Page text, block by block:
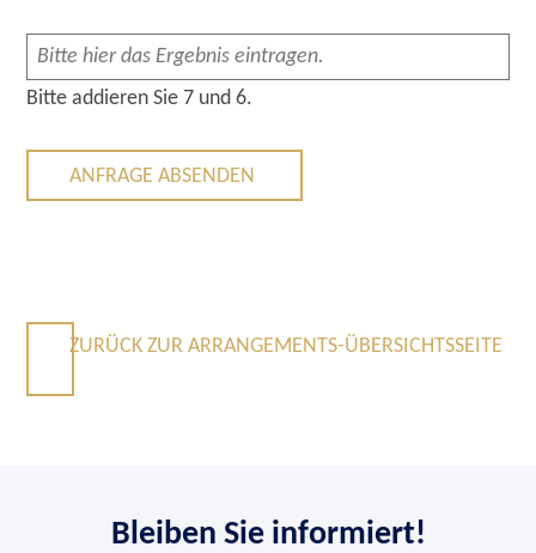
Bitte addieren Sie 7 und 6.
ANFRAGE ABSENDEN
ZURÜCK ZUR ARRANGEMENTS-ÜBERSICHTSSEITE
Bleiben Sie informiert!